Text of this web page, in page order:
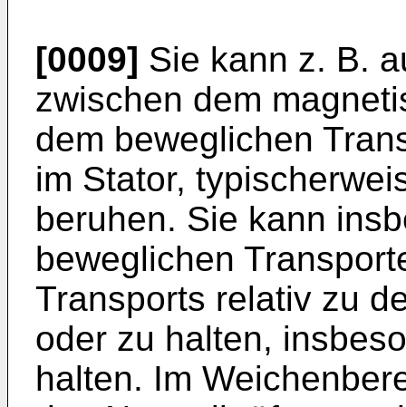
[0009] Sie kann z. B.
zwischen dem
dem beweglichen
im Stator,
beruhen. Sie kann
beweglichen
Transports relativ zu
oder zu halten,
halten. Im